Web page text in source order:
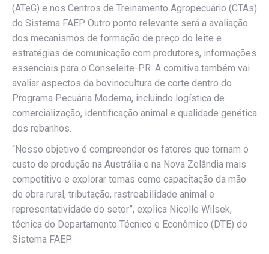
(ATeG) e nos Centros de Treinamento Agropecuário (CTAs)
do Sistema FAEP. Outro ponto relevante será a avaliação
dos mecanismos de formação de preço do leite e
estratégias de comunicação com produtores, informações
essenciais para o Conseleite-PR. A comitiva também vai
avaliar aspectos da bovinocultura de corte dentro do
Programa Pecuária Moderna, incluindo logística de
comercialização, identificação animal e qualidade genética
dos rebanhos.
“Nosso objetivo é compreender os fatores que tornam o
custo de produção na Austrália e na Nova Zelândia mais
competitivo e explorar temas como capacitação da mão
de obra rural, tributação, rastreabilidade animal e
representatividade do setor”, explica Nicolle Wilsek,
técnica do Departamento Técnico e Econômico (DTE) do
Sistema FAEP.